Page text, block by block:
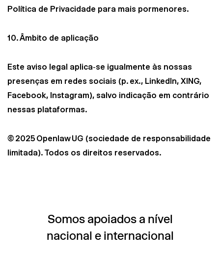
Política de Privacidade para mais pormenores.
10. Âmbito de aplicação
Este aviso legal aplica‑se igualmente às nossas
presenças em redes sociais (p. ex., LinkedIn, XING,
Facebook, Instagram), salvo indicação em contrário
nessas plataformas.
© 2025 Openlaw UG (sociedade de responsabilidade
limitada). Todos os direitos reservados.
Somos apoiados a nível
nacional e internacional